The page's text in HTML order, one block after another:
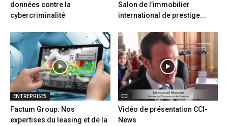
données contre la
cybercriminalité
Salon de l’immobilier
international de prestige...
ENTREPRISES
Factum Group: Nos
expertises du leasing et de la
CCI
Vidéo de présentation CCI-
News